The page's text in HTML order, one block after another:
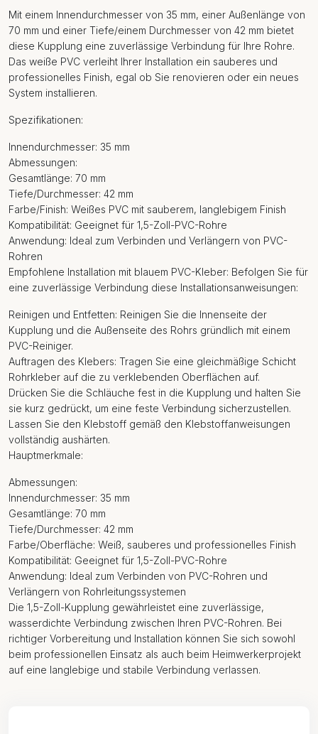
Mit einem Innendurchmesser von 35 mm, einer Außenlänge von
70 mm und einer Tiefe/einem Durchmesser von 42 mm bietet
diese Kupplung eine zuverlässige Verbindung für Ihre Rohre.
Das weiße PVC verleiht Ihrer Installation ein sauberes und
professionelles Finish, egal ob Sie renovieren oder ein neues
System installieren.
Spezifikationen:
Innendurchmesser: 35 mm
Abmessungen:
Gesamtlänge: 70 mm
Tiefe/Durchmesser: 42 mm
Farbe/Finish: Weißes PVC mit sauberem, langlebigem Finish
Kompatibilität: Geeignet für 1,5-Zoll-PVC-Rohre
Anwendung: Ideal zum Verbinden und Verlängern von PVC-
Rohren
Empfohlene Installation mit blauem PVC-Kleber: Befolgen Sie für
eine zuverlässige Verbindung diese Installationsanweisungen:
Reinigen und Entfetten: Reinigen Sie die Innenseite der
Kupplung und die Außenseite des Rohrs gründlich mit einem
PVC-Reiniger.
Auftragen des Klebers: Tragen Sie eine gleichmäßige Schicht
Rohrkleber auf die zu verklebenden Oberflächen auf.
Drücken Sie die Schläuche fest in die Kupplung und halten Sie
sie kurz gedrückt, um eine feste Verbindung sicherzustellen.
Lassen Sie den Klebstoff gemäß den Klebstoffanweisungen
vollständig aushärten.
Hauptmerkmale:
Abmessungen:
Innendurchmesser: 35 mm
Gesamtlänge: 70 mm
Tiefe/Durchmesser: 42 mm
Farbe/Oberfläche: Weiß, sauberes und professionelles Finish
Kompatibilität: Geeignet für 1,5-Zoll-PVC-Rohre
Anwendung: Ideal zum Verbinden von PVC-Rohren und
Verlängern von Rohrleitungssystemen
Die 1,5-Zoll-Kupplung gewährleistet eine zuverlässige,
wasserdichte Verbindung zwischen Ihren PVC-Rohren. Bei
richtiger Vorbereitung und Installation können Sie sich sowohl
beim professionellen Einsatz als auch beim Heimwerkerprojekt
auf eine langlebige und stabile Verbindung verlassen.